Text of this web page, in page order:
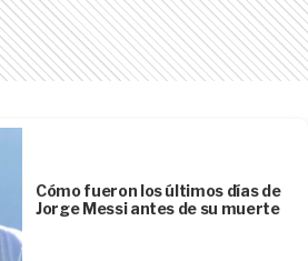
Cómo fueron los últimos días de
Jorge Messi antes de su muerte